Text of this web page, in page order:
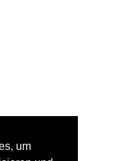
um